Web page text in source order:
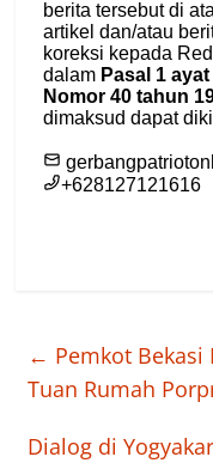
← Pemkot Bekasi
Tuan Rumah
Dialog di